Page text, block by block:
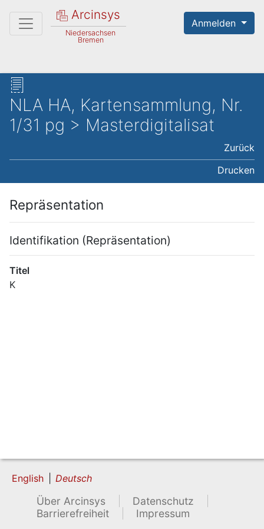
Arcinsys
Niedersachsen
Bremen
Anmelden
NLA HA, Kartensammlung, Nr.
1/31 pg > Masterdigitalisat
Zurück
Drucken
Repräsentation
Identifikation (Repräsentation)
Titel
K
English Deutsch
Über Arcinsys
Datenschutz
Barrierefreiheit
Impressum